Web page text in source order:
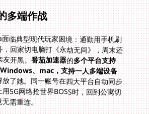
多端作战
临典型现代玩家困境：通勤用手机刷
回家切电脑打《永劫无间》，周末还
友开黑。番茄加速器的多个平台支持
Android、iOS、Windows、mac，支持一人多端设备
放了她。同一账号在四大平台自动同步
铁上用5G网络抢世界BOSS时，回到公寓切
需重连。